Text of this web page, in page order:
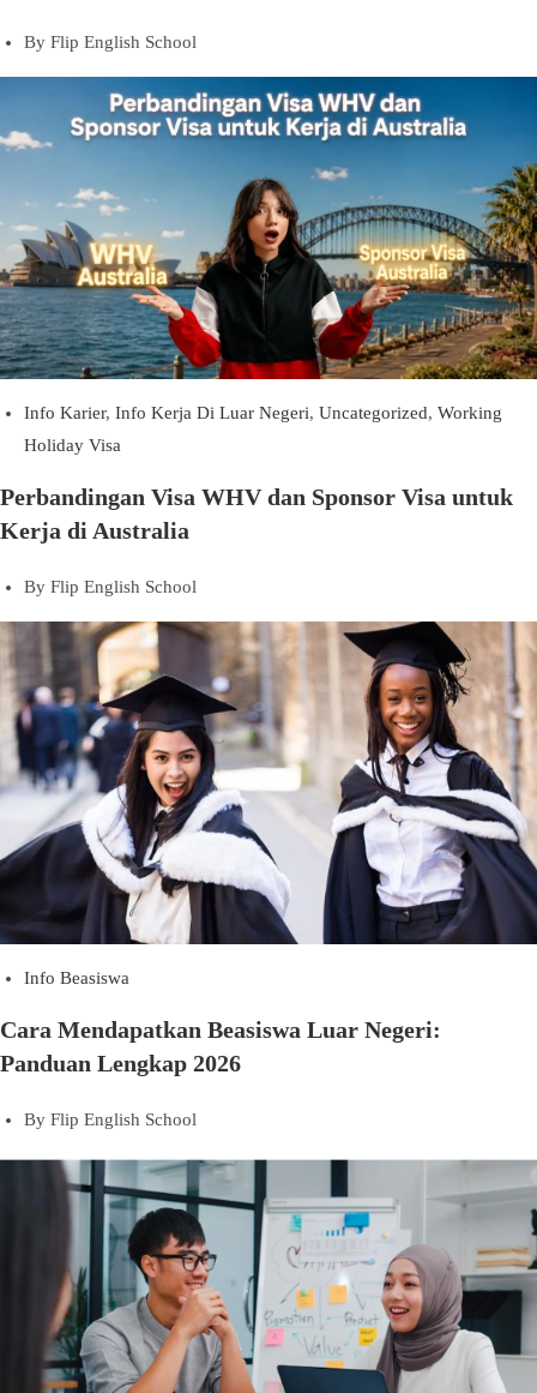
By Flip English School
Info Karier, Info Kerja Di Luar Negeri, Uncategorized, Working
Holiday Visa
Perbandingan Visa WHV dan Sponsor Visa untuk
Kerja di Australia
By Flip English School
Info Beasiswa
Cara Mendapatkan Beasiswa Luar Negeri:
Panduan Lengkap 2026
By Flip English School